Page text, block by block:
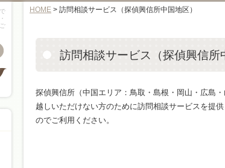
訪問相談サービス（探偵興信所
探偵興信所（中国エリア：鳥取・島根・岡山・広島
越しいただけない方のために訪問相談サービスを提
のでご利用ください。
HOME > 訪問相談サービス（探偵興信所中国地区）